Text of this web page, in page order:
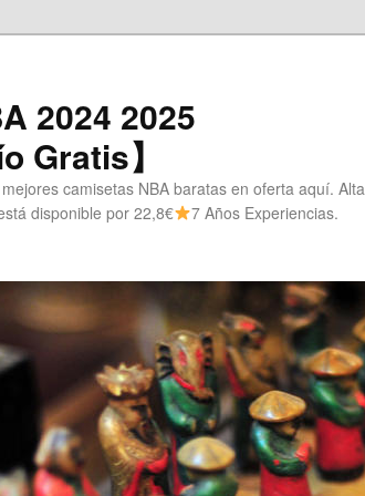
2024 2025
Gratis】
camisetas NBA baratas en oferta aquí. Alta
disponible por 22,8€
7 Años Experiencias.